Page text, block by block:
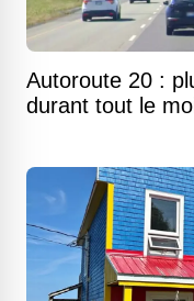
Autoroute 20 :
durant tout le